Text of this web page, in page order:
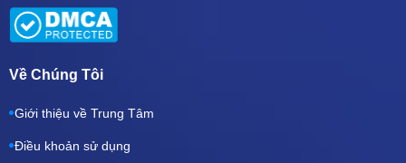
Về Chúng Tôi
Giới thiệu về Trung Tâm
Điều khoản sử dụng